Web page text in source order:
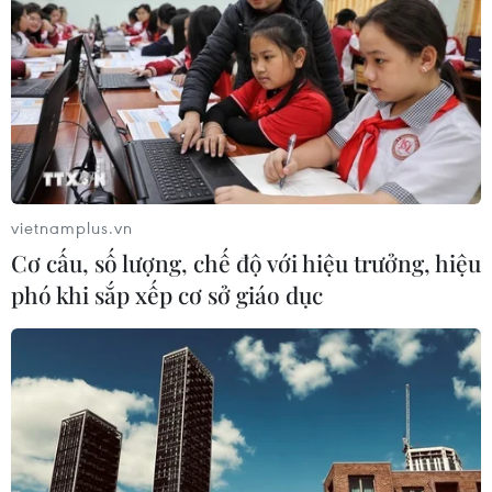
Mỹ thu hồi gần 1,6 triệu quả trứng do
nguy cơ nhiễm khuẩn Salmonella
24/07/2026 05:34
Venezuela ghi nhận 3 ca tử vong do
virus Hanta
22/07/2026 06:57
Sản phụ ở Australia sinh 4 bé gái
cùng trứng theo cách hoàn toàn tự
nhiên
22/07/2026 06:38
vietnamplus.vn
Cơ cấu, số lượng, chế độ với hiệu trưởng, hiệu
phó khi sắp xếp cơ sở giáo dục